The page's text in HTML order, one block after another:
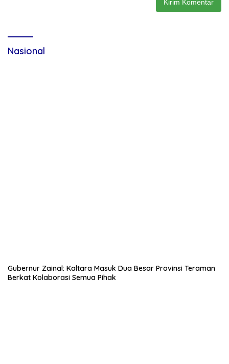
Nasional
Gubernur Zainal: Kaltara Masuk Dua Besar Provinsi Teraman
Berkat Kolaborasi Semua Pihak